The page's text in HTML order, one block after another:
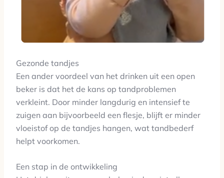
Gezonde tandjes
Een ander voordeel van het drinken uit een open
beker is dat het de kans op tandproblemen
verkleint. Door minder langdurig en intensief te
zuigen aan bijvoorbeeld een flesje, blijft er minder
vloeistof op de tandjes hangen, wat tandbederf
helpt voorkomen.
Een stap in de ontwikkeling